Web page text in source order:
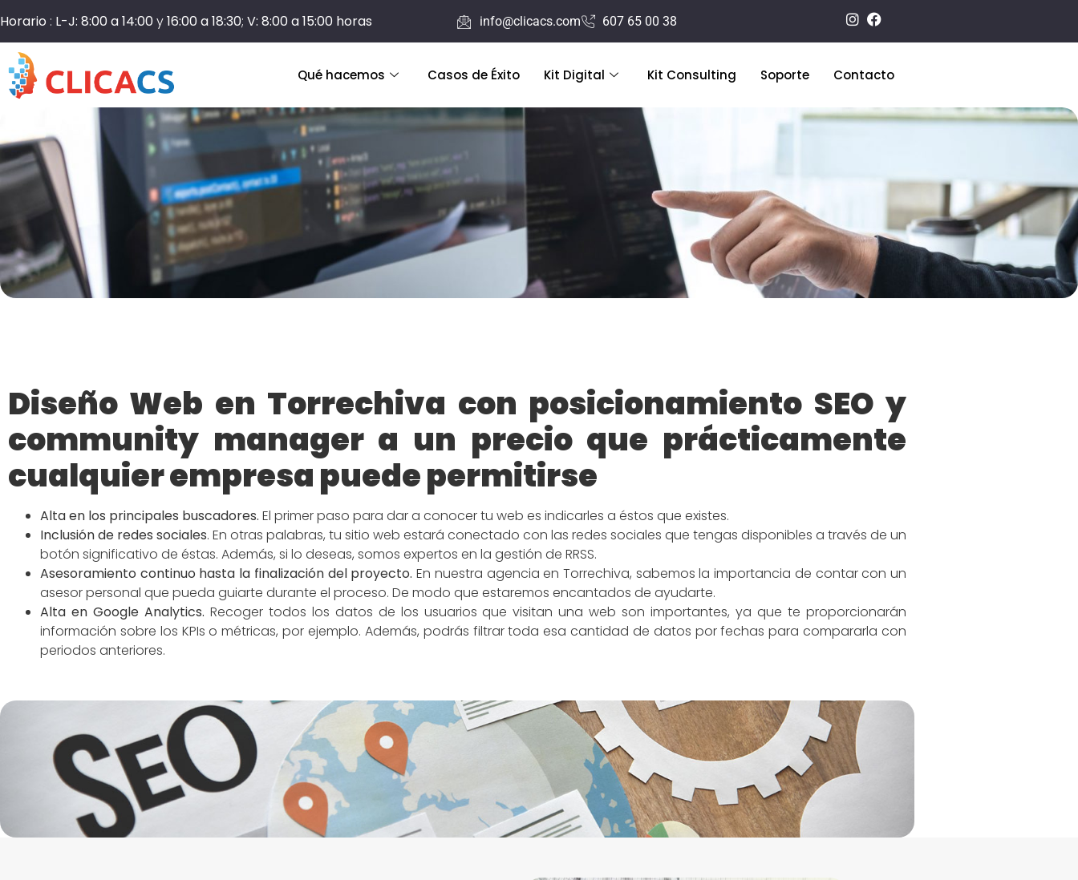
Horario : L-J: 8:00 a 14:00y16:00 a 18:30; V: 8:00 a 15:00 horas info@clicacs.com 607 65 00 38
Qué hacemos Casos de Éxito Kit Digital Kit Consulting Soporte Contacto
Diseño Web en Torrechiva con posicionamiento SEO y
community manager a un precio que prácticamente
cualquier empresa puede permitirse
Alta en los principales buscadores. El primer paso para dar a conocer tu web es indicarles a éstos que existes.
Inclusión de redes sociales. En otras palabras, tu sitio web estará conectado con las redes sociales que tengas disponibles a través de un
botón significativo de éstas. Además, si lo deseas, somos expertos en la gestión de RRSS.
Asesoramiento continuo hasta la finalización del proyecto. En nuestra agencia en Torrechiva, sabemos la importancia de contar con un
asesor personal que pueda guiarte durante el proceso. De modo que estaremos encantados de ayudarte.
Alta en Google Analytics. Recoger todos los datos de los usuarios que visitan una web son importantes, ya que te proporcionarán
información sobre los KPIs o métricas, por ejemplo. Además, podrás filtrar toda esa cantidad de datos por fechas para compararla con
periodos anteriores.